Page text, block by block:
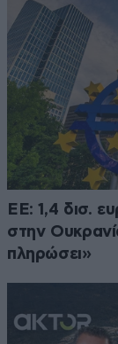
ΕΕ: 1,4 δισ.
στην
πληρώσει»